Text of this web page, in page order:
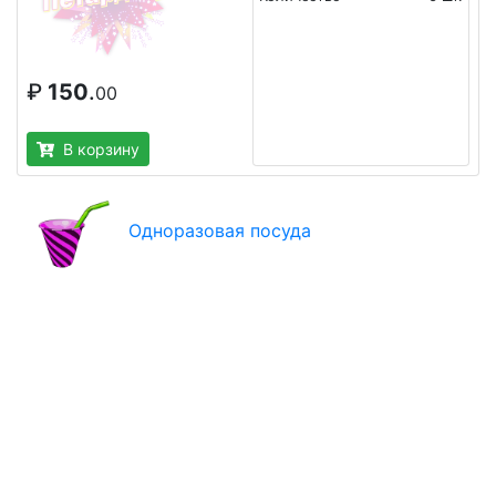
₽ 150.00
В корзину
Одноразовая посуда